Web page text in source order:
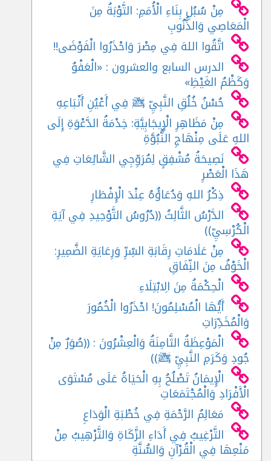
مِنْ سُبُلِ بِنَاءِ الْأُمَمِ: التَّوْبَةُ مِنَ
الْمَعَاصِي وَالذُّنُوبِ
اتَّقُوا اللهَ فِي مِصْرَ وَاحْذَرُوا الْفَوْضَى!!
الدرس السابع والعشرون : «الْعَفْوُ
وَكَظْمُ الغَيْظِ»
حُسْنُ خُلُقِ النَّبِيِّ ﷺ فِي أَعْيُنِ أَتْبَاعِهِ
مِنْ مَظَاهِرِ الْإِيجَابِيَّةِ: خِدْمَةُ الدَّعْوَةِ إِلَى
اللهِ عَلَى مِنْهَاجِ النُّبُوَّةِ
نَصِيحَةُ مُشْفِقٍ لِمُرَوِّجِي الشَّائِعَاتِ فِي
هَذَا الْعَصْرِ
ذِكْرُ اللهِ وَدُعَاؤُهُ عِنْدَ الْإِفْطَارِ
الدَّرْسُ الثَّالِثُ ((دُرُوسُ التَّوْحِيدِ فِي آيَةِ
الْكُرْسِيِّ))
مِنْ عَلَامَاتِ رِقَابَةِ السِّرِّ وَرِعَايَةِ الضَّمِيرِ:
الْخَوْفُ مِنَ النِّفَاقِ
الْحِكْمَةُ مِنَ الِابْتِلَاءِ
أَيُّهَا الْمُسْلِمُونَ! احْذَرُوا الْخُمُورَ
وَالْمُخَدِّرَاتِ
الْمَوْعِظَةُ الثَّامِنَةُ وَالْعِشْرُونَ : ((صُوَرٌ مِنْ
جُودِ وَكَرَمِ النَّبِيِّ ﷺ))
الْإِيمَانُ تَصْلُحُ بِهِ الْحَيَاةُ عَلَى مُسْتَوَى
الْأَفْرَادِ وَالْمُجْتَمَعَاتِ
مَعَالِمُ الرَّحْمَةِ فِي خُطْبَةِ الْوَدَاعِ
التَّرْغِيبُ فِي أَدَاءِ الزَّكَاةِ وَالتَّرْهِيبُ مِنْ
مَنْعِهَا فِي الْقُرْآنِ وَالسُّنَّةِ